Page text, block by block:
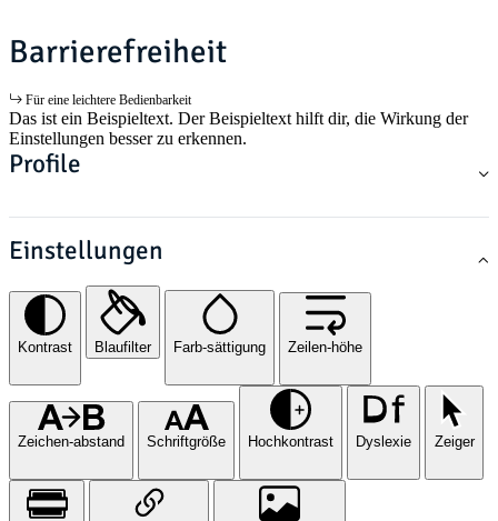
Barrierefreiheit
Für eine leichtere Bedienbarkeit
Das ist ein Beispieltext. Der Beispieltext hilft dir, die Wirkung der
Einstellungen besser zu erkennen.
Profile
Einstellungen
Kontrast Blaufilter Farb-sättigung Zeilen-höhe
Zeichen-abstand Schriftgröße Hochkontrast Dyslexie Zeiger